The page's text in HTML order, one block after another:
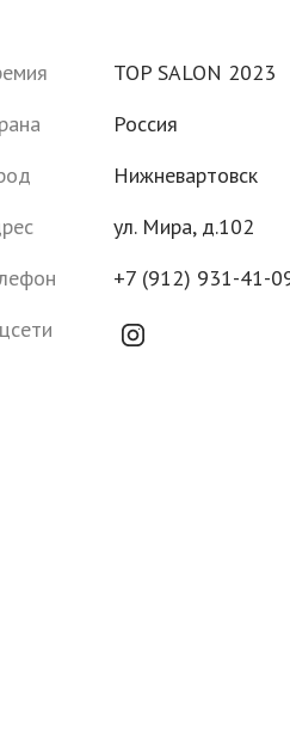
TOP SALON 2023
Россия
Нижневартовск
ул. Мира, д.102
+7 (912) 931-41-